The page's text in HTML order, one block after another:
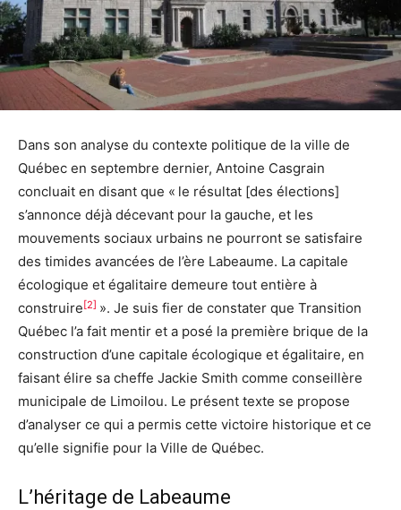
Dans son analyse du contexte politique de la ville de
Québec en septembre dernier, Antoine Casgrain
concluait en disant que « le résultat [des élections]
s’annonce déjà décevant pour la gauche, et les
mouvements sociaux urbains ne pourront se satisfaire
des timides avancées de l’ère Labeaume. La capitale
écologique et égalitaire demeure tout entière à
construire[2] ». Je suis fier de constater que Transition
Québec l’a fait mentir et a posé la première brique de la
construction d’une capitale écologique et égalitaire, en
faisant élire sa cheffe Jackie Smith comme conseillère
municipale de Limoilou. Le présent texte se propose
d’analyser ce qui a permis cette victoire historique et ce
qu’elle signifie pour la Ville de Québec.
L’héritage de Labeaume